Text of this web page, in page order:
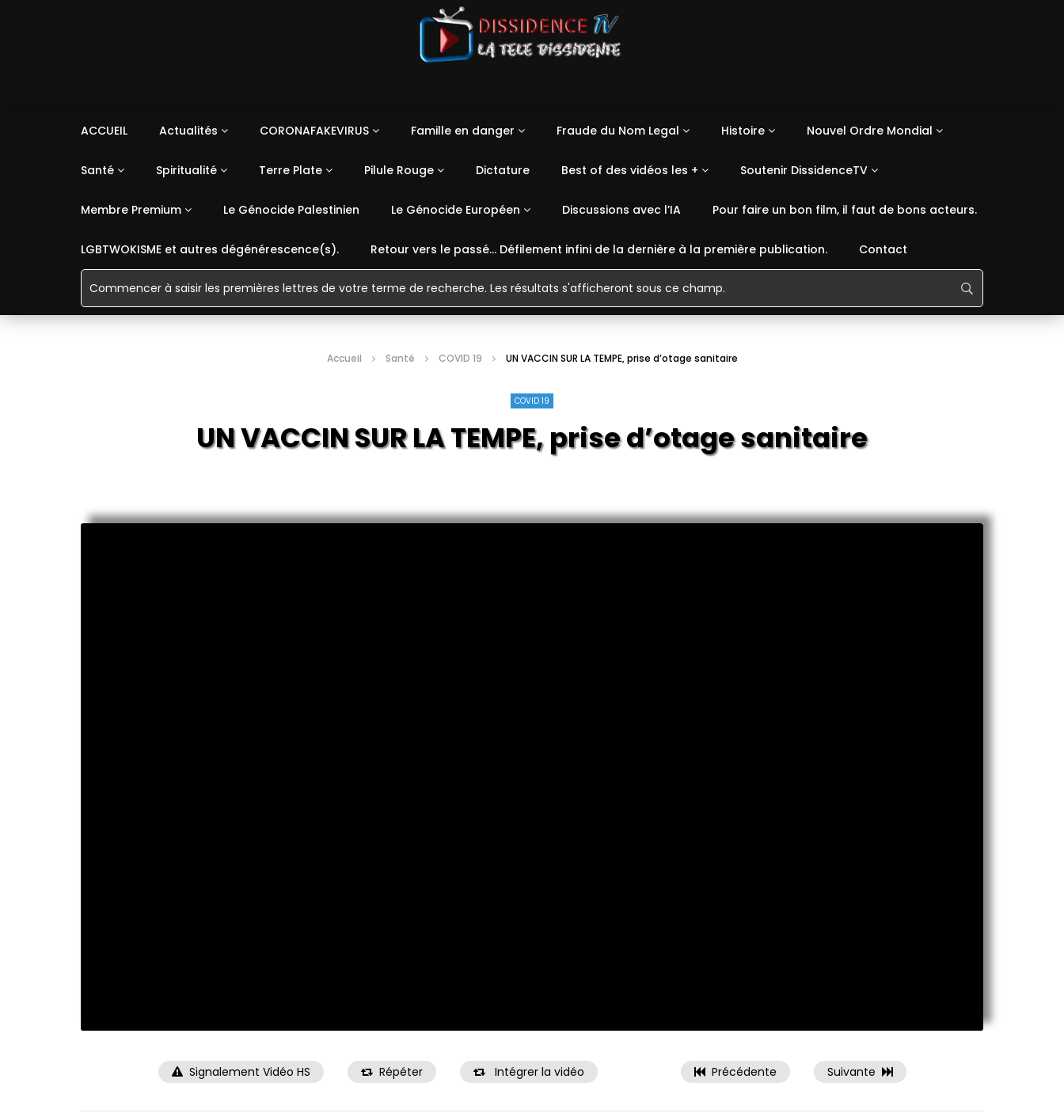
ACCUEIL Actualités CORONAFAKEVIRUS Famille en danger Fraude du Nom Legal Histoire Nouvel Ordre Mondial
Santé Spiritualité Terre Plate Pilule Rouge Dictature Best of des vidéos les + Soutenir DissidenceTV
Membre Premium Le Génocide Palestinien Le Génocide Européen Discussions avec l’IA Pour faire un bon film, il faut de bons acteurs.
LGBTWOKISME et autres dégénérescence(s). Retour vers le passé… Défilement infini de la dernière à la première publication. Contact
Accueil Santé COVID 19 UN VACCIN SUR LA TEMPE, prise d’otage sanitaire
COVID 19
UN VACCIN SUR LA TEMPE, prise d’otage sanitaire
Signalement Vidéo HS Répéter Intégrer la vidéo Précédente Suivante